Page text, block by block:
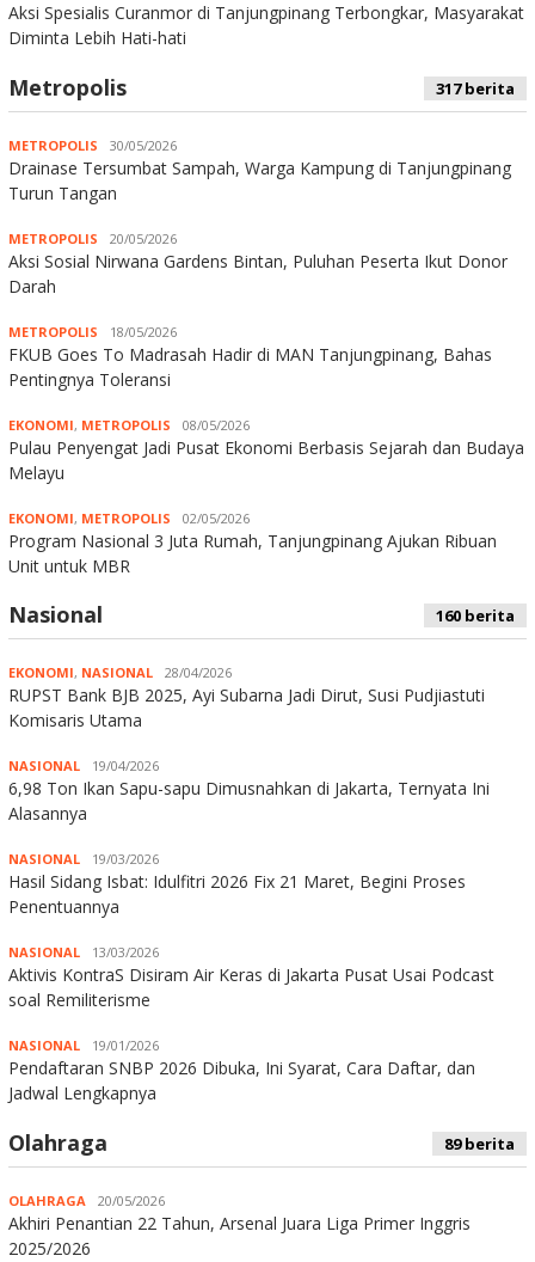
Aksi Spesialis Curanmor di Tanjungpinang Terbongkar, Masyarakat
Diminta Lebih Hati-hati
Metropolis 317 berita
METROPOLIS 30/05/2026
Drainase Tersumbat Sampah, Warga Kampung di Tanjungpinang
Turun Tangan
METROPOLIS 20/05/2026
Aksi Sosial Nirwana Gardens Bintan, Puluhan Peserta Ikut Donor
Darah
METROPOLIS 18/05/2026
FKUB Goes To Madrasah Hadir di MAN Tanjungpinang, Bahas
Pentingnya Toleransi
EKONOMI, METROPOLIS 08/05/2026
Pulau Penyengat Jadi Pusat Ekonomi Berbasis Sejarah dan Budaya
Melayu
EKONOMI, METROPOLIS 02/05/2026
Program Nasional 3 Juta Rumah, Tanjungpinang Ajukan Ribuan
Unit untuk MBR
Nasional 160 berita
EKONOMI, NASIONAL 28/04/2026
RUPST Bank BJB 2025, Ayi Subarna Jadi Dirut, Susi Pudjiastuti
Komisaris Utama
NASIONAL 19/04/2026
6,98 Ton Ikan Sapu-sapu Dimusnahkan di Jakarta, Ternyata Ini
Alasannya
NASIONAL 19/03/2026
Hasil Sidang Isbat: Idulfitri 2026 Fix 21 Maret, Begini Proses
Penentuannya
NASIONAL 13/03/2026
Aktivis KontraS Disiram Air Keras di Jakarta Pusat Usai Podcast
soal Remiliterisme
NASIONAL 19/01/2026
Pendaftaran SNBP 2026 Dibuka, Ini Syarat, Cara Daftar, dan
Jadwal Lengkapnya
Olahraga 89 berita
OLAHRAGA 20/05/2026
Akhiri Penantian 22 Tahun, Arsenal Juara Liga Primer Inggris
2025/2026